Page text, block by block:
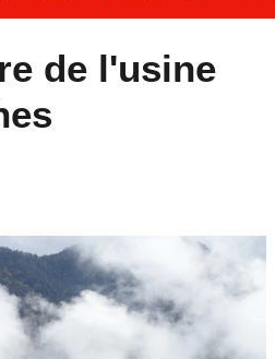
de l'usine